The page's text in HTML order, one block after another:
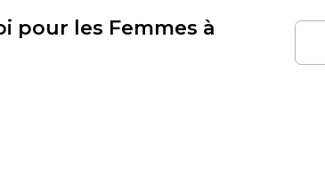
pour les Femmes à